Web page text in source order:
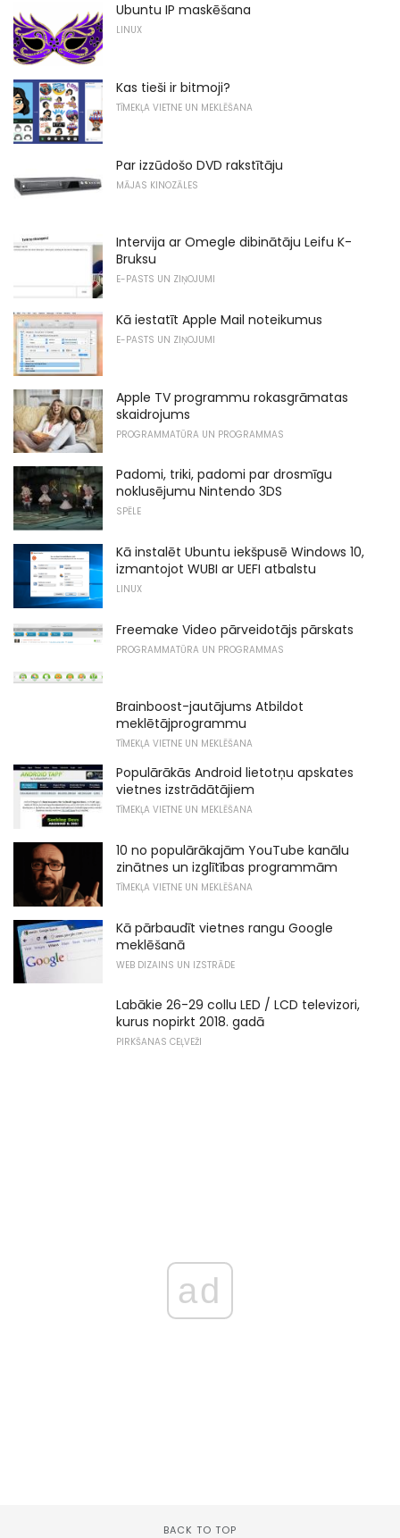
Ubuntu IP maskēšana
LINUX
Kas tieši ir bitmoji?
TĪMEKĻA VIETNE UN MEKLĒŠANA
Par izzūdošo DVD rakstītāju
MĀJAS KINOZĀLES
Intervija ar Omegle dibinātāju Leifu K-
Bruksu
E-PASTS UN ZIŅOJUMI
Kā iestatīt Apple Mail noteikumus
E-PASTS UN ZIŅOJUMI
Apple TV programmu rokasgrāmatas
skaidrojums
PROGRAMMATŪRA UN PROGRAMMAS
Padomi, triki, padomi par drosmīgu
noklusējumu Nintendo 3DS
SPĒLE
Kā instalēt Ubuntu iekšpusē Windows 10,
izmantojot WUBI ar UEFI atbalstu
LINUX
Freemake Video pārveidotājs pārskats
PROGRAMMATŪRA UN PROGRAMMAS
Brainboost-jautājums Atbildot
meklētājprogrammu
TĪMEKĻA VIETNE UN MEKLĒŠANA
Populārākās Android lietotņu apskates
vietnes izstrādātājiem
TĪMEKĻA VIETNE UN MEKLĒŠANA
10 no populārākajām YouTube kanālu
zinātnes un izglītības programmām
TĪMEKĻA VIETNE UN MEKLĒŠANA
Kā pārbaudīt vietnes rangu Google
meklēšanā
WEB DIZAINS UN IZSTRĀDE
Labākie 26-29 collu LED / LCD televizori,
kurus nopirkt 2018. gadā
PIRKŠANAS CEĻVEŽI
ad
BACK TO TOP